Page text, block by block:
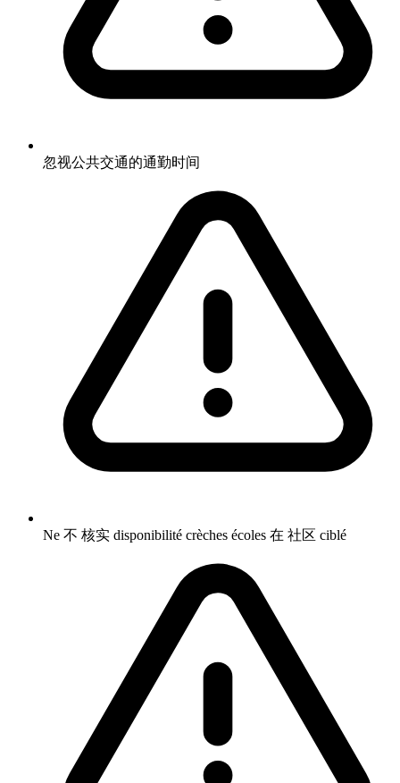
忽视公共交通的通勤时间
Ne 不 核实 disponibilité crèches écoles 在 社区 ciblé